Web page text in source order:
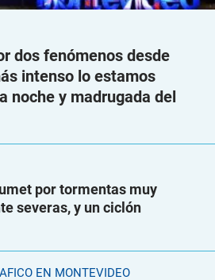
dos fenómenos desde
intenso lo estamos
noche y madrugada del
por tormentas muy
severas, y un ciclón
EN MONTEVIDEO